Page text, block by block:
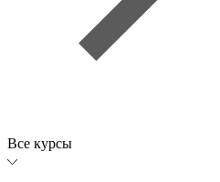
Все курсы